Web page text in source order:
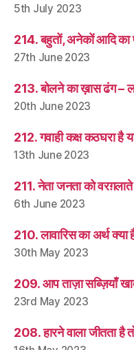
5th July 2023
214. बहुतों, अनेकों आदि का
27th June 2023
213. बोलने का ख़ास ढंग –
20th June 2023
212. गवाही कक्ष कठघरा है
13th June 2023
211. नेता जनता को
6th June 2023
210. लावारिस का अर्थ
30th May 2023
209. आप ताज़ा सब्ज़ियाँ
23rd May 2023
208. हारने वाला जीतता है